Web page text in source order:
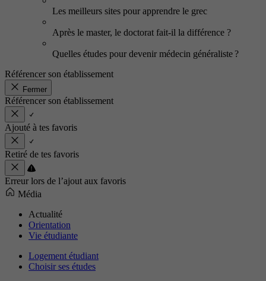
Les meilleurs sites pour apprendre le grec
Après le master, le doctorat fait-il la différence ?
Quelles études pour devenir médecin généraliste ?
Référencer son établissement
Fermer
Référencer son établissement
Ajouté à tes favoris
Retiré de tes favoris
Erreur lors de l’ajout aux favoris
Média
Actualité
Orientation
Vie étudiante
Logement étudiant
Choisir ses études